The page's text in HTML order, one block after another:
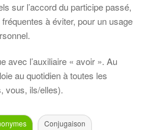
sur l’accord du participe passé,
à éviter, pour un usage
avec l’auxiliaire « avoir ». Au
au quotidien à toutes les
vous, ils/elles).
Conjugaison